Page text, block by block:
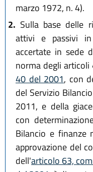
marzo 1972, n. 4).
2. Sulla base delle
attivi e passivi in
accertate in sede
norma degli articoli
40 del 2001, con
del Servizio
2011, e della
con
Bilancio e
approvazione del
dell'articolo 63,